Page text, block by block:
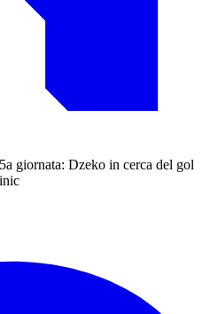
giornata: Dzeko in cerca del gol